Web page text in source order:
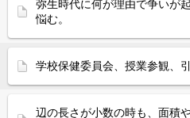
弥生時代に何が理由で争いが
悩む。
学校保健委員会、授業参観、
辺の長さが小数の時も、面積